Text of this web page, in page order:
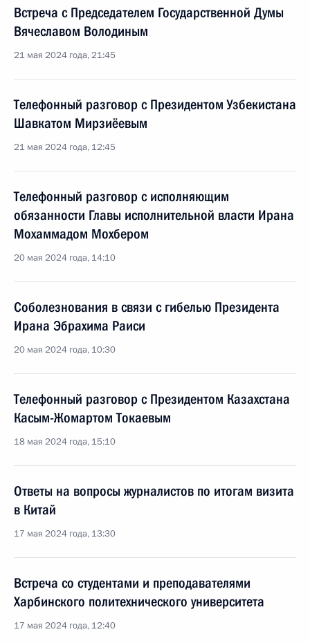
Встреча с Председателем Государственной Думы
Вячеславом Володиным
21 мая 2024 года, 21:45
Телефонный разговор с Президентом Узбекистана
Шавкатом Мирзиёевым
21 мая 2024 года, 12:45
Телефонный разговор с исполняющим
обязанности Главы исполнительной власти Ирана
Мохаммадом Мохбером
20 мая 2024 года, 14:10
Соболезнования в связи с гибелью Президента
Ирана Эбрахима Раиси
20 мая 2024 года, 10:30
Телефонный разговор с Президентом Казахстана
Касым-Жомартом Токаевым
18 мая 2024 года, 15:10
Ответы на вопросы журналистов по итогам визита
в Китай
17 мая 2024 года, 13:30
Встреча со студентами и преподавателями
Харбинского политехнического университета
17 мая 2024 года, 12:40